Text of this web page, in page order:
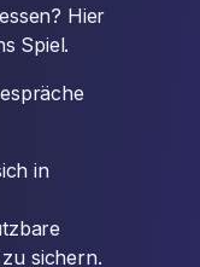
Hier
Spiel.
in
sichern.